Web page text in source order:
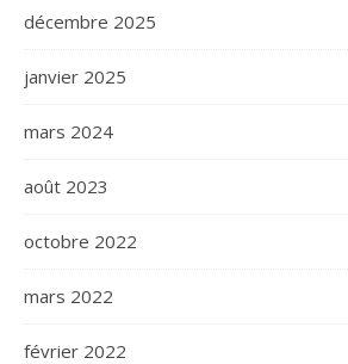
décembre 2025
janvier 2025
mars 2024
août 2023
octobre 2022
mars 2022
février 2022